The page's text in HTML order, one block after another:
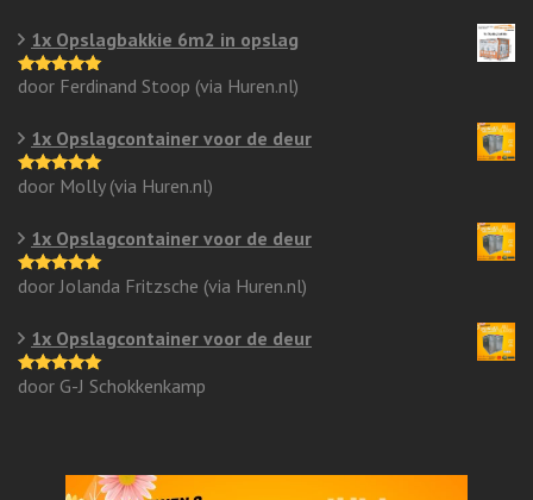
1x Opslagbakkie 6m2 in opslag
Gewaardeerd
door Ferdinand Stoop (via Huren.nl)
1x Opslagcontainer voor de deur
Gewaardeerd
door Molly (via Huren.nl)
1x Opslagcontainer voor de deur
Gewaardeerd
door Jolanda Fritzsche (via Huren.nl)
1x Opslagcontainer voor de deur
Gewaardeerd
door G-J Schokkenkamp